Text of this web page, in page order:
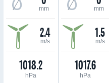
mm
2.4
m/s
1018.2
hPa
mm
1.5
m/s
1017.6
hPa